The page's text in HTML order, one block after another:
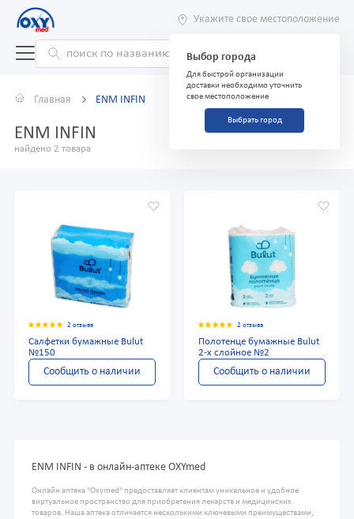
Укажите свое местоположение
Выбор города
Для быстрой организации
доставки необходимо уточнить
свое местоположение
Выбрать город
Главная ENM INFIN
ENM INFIN
найдено 2 товара
2 отзыва
Салфетки бумажные Bulut
№150
Сообщить о наличии
2 отзыва
Полотенце бумажные Bulut
2-х слойное №2
Сообщить о наличии
ENM INFIN - в онлайн-аптеке OXYmed
Онлайн аптека "Oxymed" предоставляет клиентам уникальное и удобное
виртуальное пространство для приобретения лекарств и медицинских
товаров. Наша аптека отличается несколькими ключевыми преимуществами,